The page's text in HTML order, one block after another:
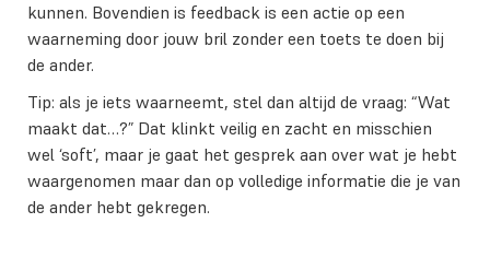
kunnen. Bovendien is feedback is een actie op een
waarneming door jouw bril zonder een toets te doen bij
de ander.
Tip: als je iets waarneemt, stel dan altijd de vraag: “Wat
maakt dat…?” Dat klinkt veilig en zacht en misschien
wel ‘soft’, maar je gaat het gesprek aan over wat je hebt
waargenomen maar dan op volledige informatie die je van
de ander hebt gekregen.